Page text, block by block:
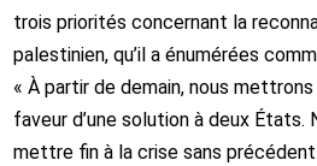
trois priorités concernant la
palestinien, qu’il a énumérées
« À partir de demain, nous
faveur d’une solution à deux
mettre fin à la crise sans précédent